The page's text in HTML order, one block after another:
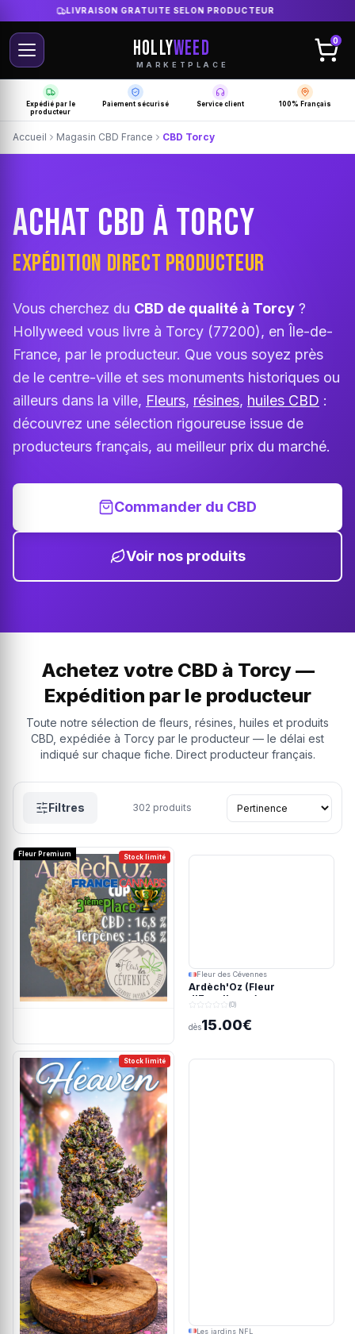
LIVRAISON GRATUITE SELON PRODUCTEUR
HOLLYWEED
MARKETPLACE
0
Expédié par le
producteur
Paiement sécurisé Service client 100% Français
Accueil Magasin CBD France CBD Torcy
ACHAT CBD À TORCY
EXPÉDITION DIRECT PRODUCTEUR
Vous cherchez du CBD de qualité à Torcy ?
Hollyweed vous livre à Torcy (77200), en Île-de-
France, par le producteur. Que vous soyez près
de le centre-ville et ses monuments historiques ou
ailleurs dans la ville, Fleurs, résines, huiles CBD :
découvrez une sélection rigoureuse issue de
producteurs français, au meilleur prix du marché.
Commander du CBD
Voir nos produits
Achetez votre CBD à Torcy —
Expédition par le producteur
Toute notre sélection de fleurs, résines, huiles et produits
CBD, expédiée à Torcy par le producteur — le délai est
indiqué sur chaque fiche. Direct producteur français.
Filtres 302 produits
Stock limité
Fleur Premium
Fleur des Cévennes
Ardèch'Oz (Fleur
d'Excellence)
(0)
dès15.00€
Stock limité
Les jardins NFL